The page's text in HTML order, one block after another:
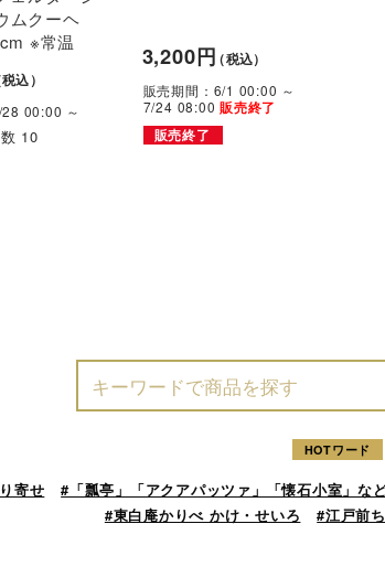
ムクーヘ
※常温
込）
00:00 ～
10
3,200円（税込）
販売期間：6/1 00:00 ～
7/24 08:00販売終了
販売終了
HOTワード
寄せ #「瓢亭」「アクアパッツァ」「懐石小室」な
#東白庵かりべ かけ・せいろ
#江戸前